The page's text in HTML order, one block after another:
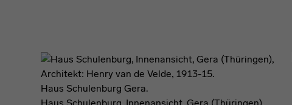
Haus Schulenburg Gera.